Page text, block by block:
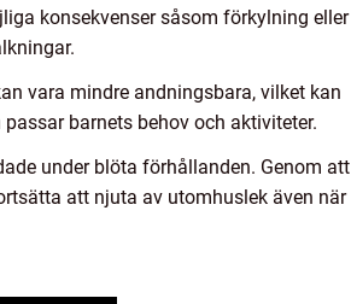
konsekvenser såsom förkylning eller
vara mindre andningsbara, vilket kan
barnets behov och aktiviteter.
under blöta förhållanden. Genom att
att njuta av utomhuslek även när